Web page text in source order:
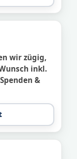
wir zügig,
inkl.
&